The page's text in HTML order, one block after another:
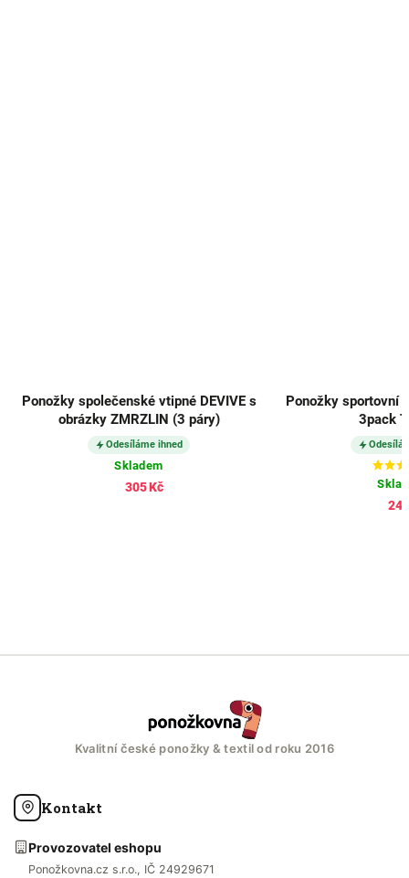
Ponožky společenské vtipné DEVIVE s
obrázky ZMRZLIN (3 páry)
Odesíláme ihned
Skladem
305 Kč
Ponožky sportovní
3pack
Kvalitní české ponožky & textil od roku 2016
Kontakt
Provozovatel eshopu
Ponožkovna.cz s.r.o., IČ 24929671